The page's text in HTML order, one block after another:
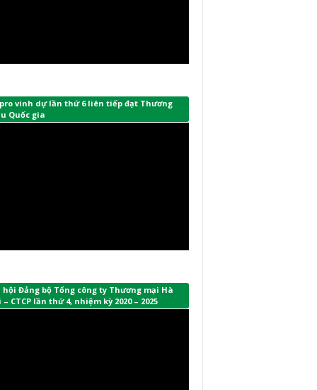
vinh dự lần thứ 6 liên tiếp đạt Thương
Quốc gia
hội Đảng bộ Tổng công ty Thương mại Hà
– CTCP lần thứ 4, nhiệm kỳ 2020 – 2025